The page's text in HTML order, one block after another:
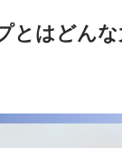
とはどん